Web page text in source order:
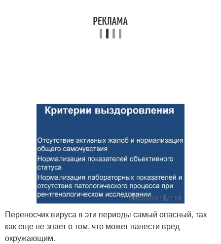
Переносчик вируса в эти периоды самый опасный, так
как еще не знает о том, что может нанести вред
окружающим.